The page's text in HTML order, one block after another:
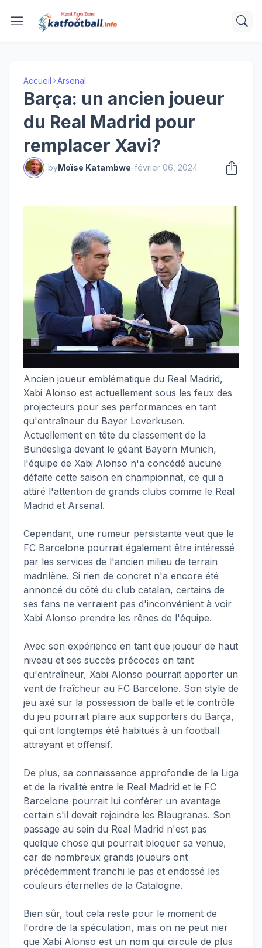
Accueil Arsenal
Barça: un ancien joueur
du Real Madrid pour
remplacer Xavi?
byMoïse Katambwe-février 06, 2024
Ancien joueur emblématique du Real Madrid,
Xabi Alonso est actuellement sous les feux des
projecteurs pour ses performances en tant
qu'entraîneur du Bayer Leverkusen.
Actuellement en tête du classement de la
Bundesliga devant le géant Bayern Munich,
l'équipe de Xabi Alonso n'a concédé aucune
défaite cette saison en championnat, ce qui a
attiré l'attention de grands clubs comme le Real
Madrid et Arsenal.
Cependant, une rumeur persistante veut que le
FC Barcelone pourrait également être intéressé
par les services de l'ancien milieu de terrain
madrilène. Si rien de concret n'a encore été
annoncé du côté du club catalan, certains de
ses fans ne verraient pas d'inconvénient à voir
Xabi Alonso prendre les rênes de l'équipe.
Avec son expérience en tant que joueur de haut
niveau et ses succès précoces en tant
qu'entraîneur, Xabi Alonso pourrait apporter un
vent de fraîcheur au FC Barcelone. Son style de
jeu axé sur la possession de balle et le contrôle
du jeu pourrait plaire aux supporters du Barça,
qui ont longtemps été habitués à un football
attrayant et offensif.
De plus, sa connaissance approfondie de la Liga
et de la rivalité entre le Real Madrid et le FC
Barcelone pourrait lui conférer un avantage
certain s'il devait rejoindre les Blaugranas. Son
passage au sein du Real Madrid n'est pas
quelque chose qui pourrait bloquer sa venue,
car de nombreux grands joueurs ont
précédemment franchi le pas et endossé les
couleurs éternelles de la Catalogne.
Bien sûr, tout cela reste pour le moment de
l'ordre de la spéculation, mais on ne peut nier
que Xabi Alonso est un nom qui circule de plus